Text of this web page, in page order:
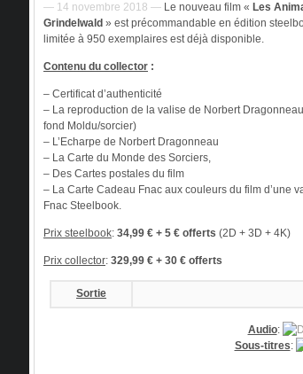
— 14 novembre 2018 — Le nouveau film « Les
Grindelwald » est précommandable en édition
limitée à 950 exemplaires est déjà disponible.
Contenu du collector :
– Certificat d’authenticité
– La reproduction de la valise de Norbert
fond Moldu/sorcier)
– L’Echarpe de Norbert Dragonneau
– La Carte du Monde des Sorciers,
– Des Cartes postales du film
– La Carte Cadeau Fnac aux couleurs du film d’une
Fnac Steelbook.
Prix steelbook: 34,99 € + 5 € offerts (2D + 3D + 4K)
Prix collector: 329,99 € + 30 € offerts
Sortie
Audio:
Sous-titres: